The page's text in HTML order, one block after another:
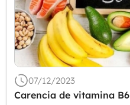
07/12/2023
Carencia de vitamina B6